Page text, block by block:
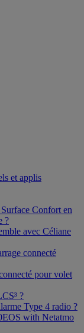
et applis
Confort en
?
avec Céliane
connecté
pour volet
?
Type 4 radio ?
with Netatmo